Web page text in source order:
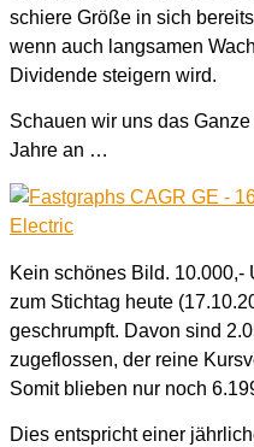
schiere Größe in sich
wenn auch langsamen
Dividende steigern wird.
Schauen wir uns das
Jahre an …
Kein schönes Bild. 10.000,-
zum Stichtag heute
geschrumpft. Davon sind
zugeflossen, der reine
Somit blieben nur noch
Dies entspricht einer